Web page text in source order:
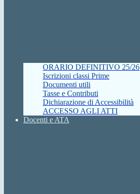
ORARIO DEFINITIVO 25/26
Iscrizioni classi Prime
Documenti utili
Tasse e Contributi
Dichiarazione di Accessibilità
ACCESSO AGLI ATTI
Docenti e ATA